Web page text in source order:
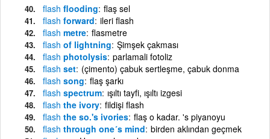
flash flooding flaş sel
flash forward ileri flash
flash metre flasmetre
flash of lightning Şimşek çakması
flash photolysis parlamali fotoliz
flash set (çimento) çabuk sertleşme, çabuk donma
flash song flaş şarkı
flash spectrum ışıltı tayfi, ışıltı izgesi
flash the ivory fildişi flash
flash the so.'s ivories flaş o kadar. 's piyanoyu
flash through one´s mind birden aklından geçmek